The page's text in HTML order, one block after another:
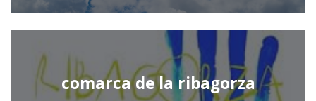
comarca de la ribagorza